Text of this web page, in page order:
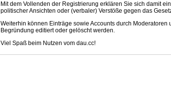
Mit dem Vollenden der Registrierung erklären Sie sich damit
politischer Ansichten oder (verbaler) Verstöße gegen das
Weiterhin können Einträge sowie Accounts durch
Begründung editiert oder gelöscht werden.
Viel Spaß beim Nutzen vom dau.cc!